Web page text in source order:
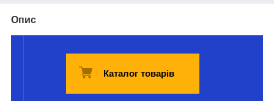
Опис
Каталог товарів